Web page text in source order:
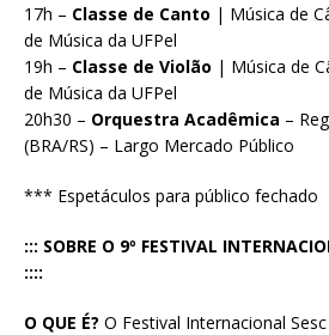
17h – Classe de Canto | Música de
de Música da UFPel
19h – Classe de Violão | Música de
de Música da UFPel
20h30 – Orquestra Acadêmica –
(BRA/RS) – Largo Mercado Público
*** Espetáculos para público fechado
::: SOBRE O 9º FESTIVAL
::::
O QUE É? O Festival Internacional